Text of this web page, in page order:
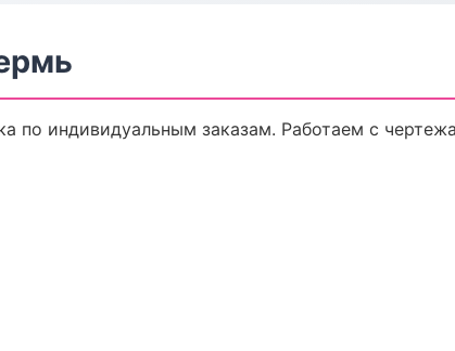
по индивидуальным заказам. Работаем с